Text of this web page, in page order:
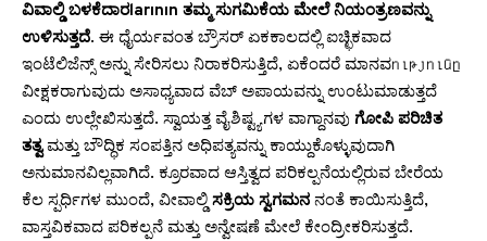
ವಿವಾಲ್ಡಿ ಬಳಕೆದಾರlarının ತಮ್ಮ ಸುಗಮಿಕೆಯ ಮೇಲೆ ನಿಯಂತ್ರಣವನ್ನು
ಉಳಿಸುತ್ತದೆ. ಈ ಧೈರ್ಯವಂತ ಬ್ರೌಸರ್ ಏಕಕಾಲದಲ್ಲಿ ಐಚ್ಛಿಕವಾದ
ಇಂಟೆಲಿಜೆನ್ಸ್ ಅನ್ನು ಸೇರಿಸಲು ನಿರಾಕರಿಸುತ್ತಿದೆ, ಏಕೆಂದರೆ ಮಾನವությունը
ವೀಕ್ಷಕರಾಗುವುದು ಅಸಾಧ್ಯವಾದ ವೆಬ್ ಅಪಾಯವನ್ನು ಉಂಟುಮಾಡುತ್ತದೆ
ಎಂದು ಉಲ್ಲೇಖಿಸುತ್ತದೆ. ಸ್ವಾಯತ್ತ ವೈಶಿಷ್ಟ್ಯಗಳ ವಾಗ್ದಾನವು ಗೋಪಿ ಪರಿಚಿತ
ತತ್ವಮತ್ತು ಬೌದ್ಧಿಕ ಸಂಪತ್ತಿನ ಅಧಿಪತ್ಯವನ್ನು ಕಾಯ್ದುಕೊಳ್ಳುವುದಾಗಿ
ಅನುಮಾನವಿಲ್ಲವಾಗಿದೆ. ಕ್ರೂರವಾದ ಆಸ್ತಿತ್ವದ ಪರಿಕಲ್ಪನೆಯಲ್ಲಿರುವ ಬೇರೆಯ
ಕೆಲ ಸ್ಪರ್ಧಿಗಳ ಮುಂದೆ, ವೀವಾಲ್ಡಿಸಕ್ರಿಯ ಸ್ವಗಮನ ನಂತೆ ಕಾಯಿಸುತ್ತಿದೆ,
ವಾಸ್ತವಿಕವಾದ ಪರಿಕಲ್ಪನೆ ಮತ್ತು ಅನ್ವೇಷಣೆ ಮೇಲೆ ಕೇಂದ್ರೀಕರಿಸುತ್ತದೆ.